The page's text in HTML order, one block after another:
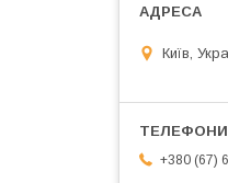
Київ,
+380 (67)